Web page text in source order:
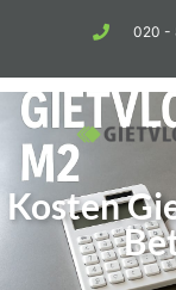
020 -
Kosten